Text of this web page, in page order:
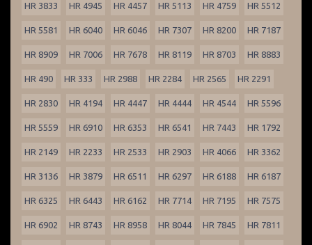
HR 3833 HR 4945 HR 4457 HR 5113 HR 4759 HR 5512
HR 5581 HR 6040 HR 6046 HR 7307 HR 8200 HR 7187
HR 8909 HR 7006 HR 7678 HR 8119 HR 8703 HR 8883
HR 490 HR 333 HR 2988 HR 2284 HR 2565 HR 2291
HR 2830 HR 4194 HR 4447 HR 4444 HR 4544 HR 5596
HR 5559 HR 6910 HR 6353 HR 6541 HR 7443 HR 1792
HR 2149 HR 2233 HR 2533 HR 2903 HR 4066 HR 3362
HR 3136 HR 3879 HR 6511 HR 6297 HR 6188 HR 6187
HR 6325 HR 6443 HR 6162 HR 7714 HR 7195 HR 7575
HR 6902 HR 8743 HR 8958 HR 8044 HR 7845 HR 7811